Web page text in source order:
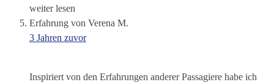
weiter lesen
Erfahrung von Verena M.
3 Jahren zuvor
Inspiriert von den Erfahrungen anderer Passagiere habe ich